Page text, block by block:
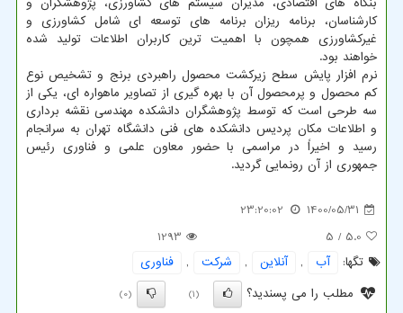
کارشناسان، برنامه ریزان برنامه های توسعه ای شامل کشاورزی و
غیرکشاورزی همچون با اهمیت ترین کاربران اطلاعات تولید شده
خواهند بود.
نرم افزار پایش سطح زیرکشت محصول راهبردی برنج و تشخیص نوع
کم محصول و پرمحصول آن با بهره گیری از تصاویر ماهواره ای، یکی از
سه طرحی است که توسط پژوهشگران دانشکده مهندسی نقشه برداری
و اطلاعات مکان پردیس دانشکده های فنی دانشگاه تهران به سرانجام
رسید و اخیراً در مراسمی با حضور معاون علمی و فناوری رئیس
جمهوری از آن رونمایی گردید.
1400/05/31
23:20:02
5.0
/ 5
1293
تگها:
آب , آنلاین , شركت ,
فناوری
مطلب را می پسندید؟
(1)
(0)